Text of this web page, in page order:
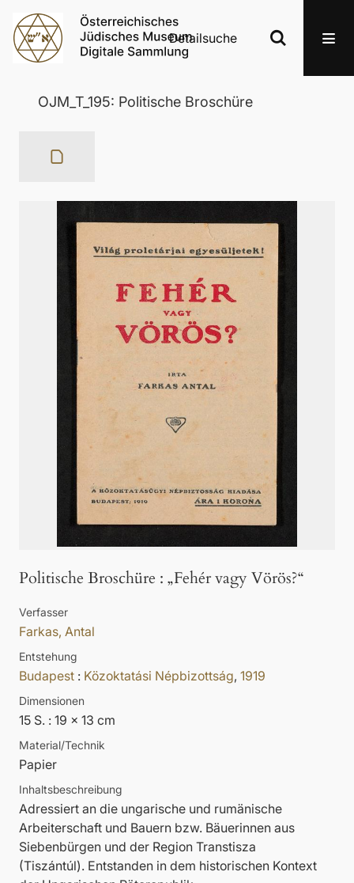
Detailsuche
OJM_T_195: Politische Broschüre
Politische Broschüre : „Fehér vagy Vörös?“
Verfasser
Farkas, Antal
Entstehung
Budapest : Közoktatási Népbizottság, 1919
Dimensionen
15 S. : 19 x 13 cm
Material/Technik
Papier
Inhaltsbeschreibung
Adressiert an die ungarische und rumänische
Arbeiterschaft und Bauern bzw. Bäuerinnen aus
Siebenbürgen und der Region Transtisza
(Tiszántúl). Entstanden in dem historischen Kontext